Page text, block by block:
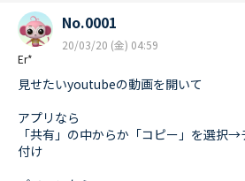
Er*
No.0001
20/03/20 (金) 04:59
見せたいyoutubeの動画を開いて
アプリなら
「共有」の中からか「コピー」を選択
付け